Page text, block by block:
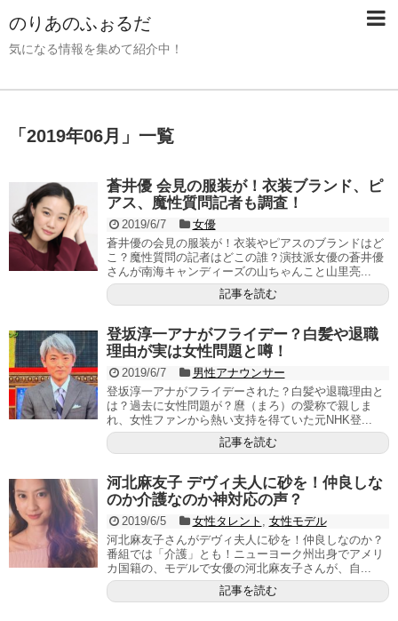
のりあのふぉるだ
気になる情報を集めて紹介中！
「 2019年06月 」 一覧
蒼井優 会見の服装が！衣装ブランド、ピ
アス、魔性質問記者も調査！
2019/6/7
女優
蒼井優の会見の服装が！衣装やピアスのブランドはど
こ？魔性質問の記者はどこの誰？演技派女優の蒼井優
さんが南海キャンディーズの山ちゃんこと山里亮...
記事を読む
登坂淳一アナがフライデー？白髪や退職
理由が実は女性問題と噂！
2019/6/7
男性アナウンサー
登坂淳一アナがフライデーされた？白髪や退職理由と
は？過去に女性問題が？麿（まろ）の愛称で親しま
れ、女性ファンから熱い支持を得ていた元NHK登...
記事を読む
河北麻友子 デヴィ夫人に砂を！仲良しな
のか介護なのか神対応の声？
2019/6/5 女性タレント
女性モデル
河北麻友子さんがデヴィ夫人に砂を！仲良しなのか？
番組では「介護」とも！ニューヨーク州出身でアメリ
カ国籍の、モデルで女優の河北麻友子さんが、自...
記事を読む